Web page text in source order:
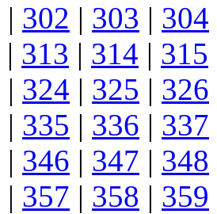
| 302 | 303 | 304
| 313 | 314 | 315
| 324 | 325 | 326
| 335 | 336 | 337
| 346 | 347 | 348
| 357 | 358 | 359